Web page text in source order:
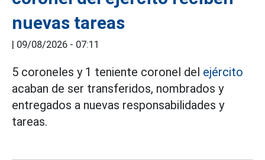
nuevas tareas
| 09/08/2026 - 07:11
5 coroneles y 1 teniente coronel del ejército
acaban de ser transferidos, nombrados y
entregados a nuevas responsabilidades y
tareas.